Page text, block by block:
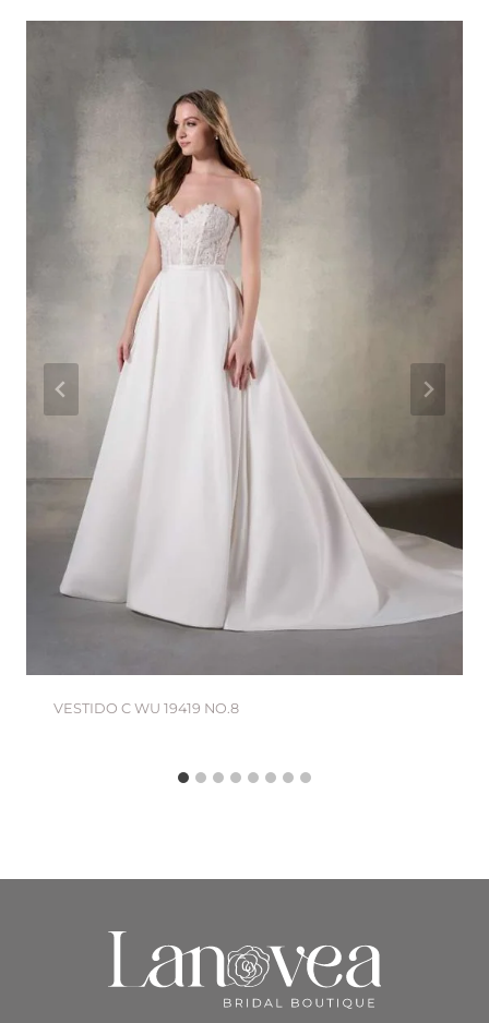
VESTIDO C WU 19419 NO.8